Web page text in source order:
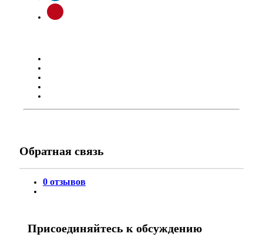
Обратная связь
0 отзывов
Присоединяйтесь к обсуждению